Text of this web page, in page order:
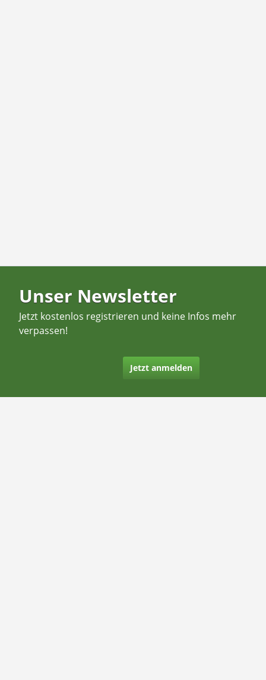
Unser Newsletter
Jetzt kostenlos registrieren und keine Infos mehr
verpassen!
Jetzt anmelden